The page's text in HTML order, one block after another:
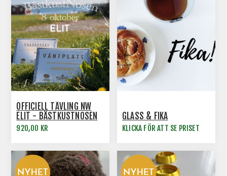
OFFICIELL TÄVLING NW
ELIT - BÄSTKUSTNOSEN
13
920,00 KR
GLASS & FIKA
KLICKA FÖR ATT SE PRISET